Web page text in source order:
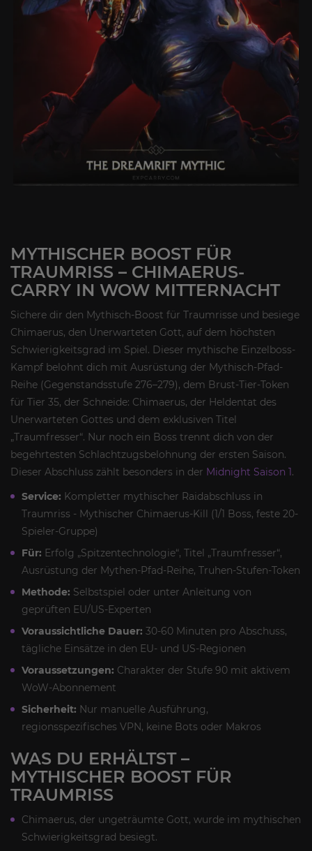
MYTHISCHER BOOST FÜR
TRAUMRISS – CHIMAERUS-
CARRY IN WOW MITTERNACHT
Sichere dir den Mythisch-Boost für Traumrisse und besiege
Chimaerus, den Unerwarteten Gott, auf dem höchsten
Schwierigkeitsgrad im Spiel. Dieser mythische Einzelboss-
Kampf belohnt dich mit Ausrüstung der Mythisch-Pfad-
Reihe (Gegenstandsstufe 276–279), dem Brust-Tier-Token
für Tier 35, der Schneide: Chimaerus, der Heldentat des
Unerwarteten Gottes und dem exklusiven Titel
„Traumfresser“. Nur noch ein Boss trennt dich von der
begehrtesten Schlachtzugsbelohnung der ersten Saison.
Dieser Abschluss zählt besonders in der Midnight Saison 1.
Service: Kompletter mythischer Raidabschluss in
Traumriss - Mythischer Chimaerus-Kill (1/1 Boss, feste 20-
Spieler-Gruppe)
Für: Erfolg „Spitzentechnologie“, Titel „Traumfresser“,
Ausrüstung der Mythen-Pfad-Reihe, Truhen-Stufen-Token
Methode: Selbstspiel oder unter Anleitung von
geprüften EU/US-Experten
Voraussichtliche Dauer: 30-60 Minuten pro Abschuss,
tägliche Einsätze in den EU- und US-Regionen
Voraussetzungen: Charakter der Stufe 90 mit aktivem
WoW-Abonnement
Sicherheit: Nur manuelle Ausführung,
regionsspezifisches VPN, keine Bots oder Makros
WAS DU ERHÄLTST –
MYTHISCHER BOOST FÜR
TRAUMRISS
Chimaerus, der ungeträumte Gott, wurde im mythischen
Schwierigkeitsgrad besiegt.